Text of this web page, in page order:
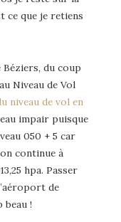
ce que je retiens
Béziers, du coup
Niveau de Vol
niveau de vol en
impair puisque
050 + 5 car
continue à
hpa. Passer
de
beau !